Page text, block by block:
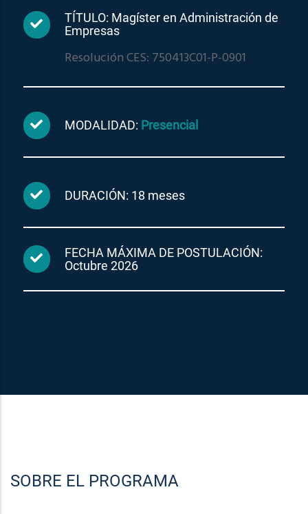
TÍTULO: Magíster en Administración de
Empresas
Resolución CES: 750413C01-P-0901
MODALIDAD: Presencial
DURACIÓN: 18 meses
FECHA MÁXIMA DE POSTULACIÓN:
Octubre 2026
SOBRE EL PROGRAMA